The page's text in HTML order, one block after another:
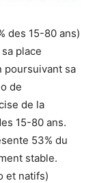
des 15-80 ans)
place
poursuivant sa
de
de la
15-80 ans.
53% du
stable.
et natifs)